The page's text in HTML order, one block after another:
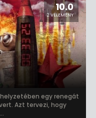
10.0
2 VÉLEMÉNY
egy renegát
Azt tervezi, hogy